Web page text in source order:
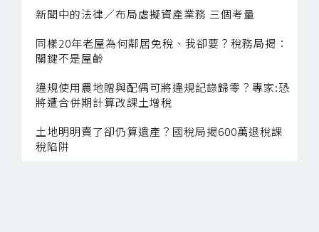
新聞中的法律／布局虛擬資產業務 三個考量
同樣20年老屋為何鄰居免稅、我卻要？稅務局揭：
關鍵不是屋齡
違規使用農地贈與配偶可將違規記錄歸零？專家:恐
將遭合併期計算改課土增稅
土地明明賣了卻仍算遺產？國稅局揭600萬退稅課
稅陷阱